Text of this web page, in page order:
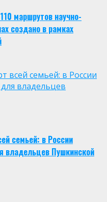
маршрутов научно-
создано в рамках
всей семьей: в России
владельцев
семьей: в России
владельцев Пушкинской